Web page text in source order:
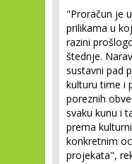
"Proračun je
prilikama u
razini
štednje.
sustavni pad
kulturu time i
poreznih
svaku kunu i
prema
konkretnim
projekata",